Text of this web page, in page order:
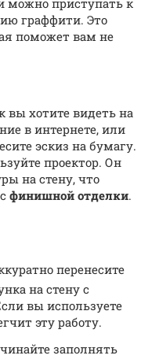
граффити. Это
поможет вам не
вы хотите видеть на
в интернете, или
эскиз на бумагу.
проектор. Он
на стену, что
финишной отделки.
перенесите
на стену с
вы используете
эту работу.
заполнять